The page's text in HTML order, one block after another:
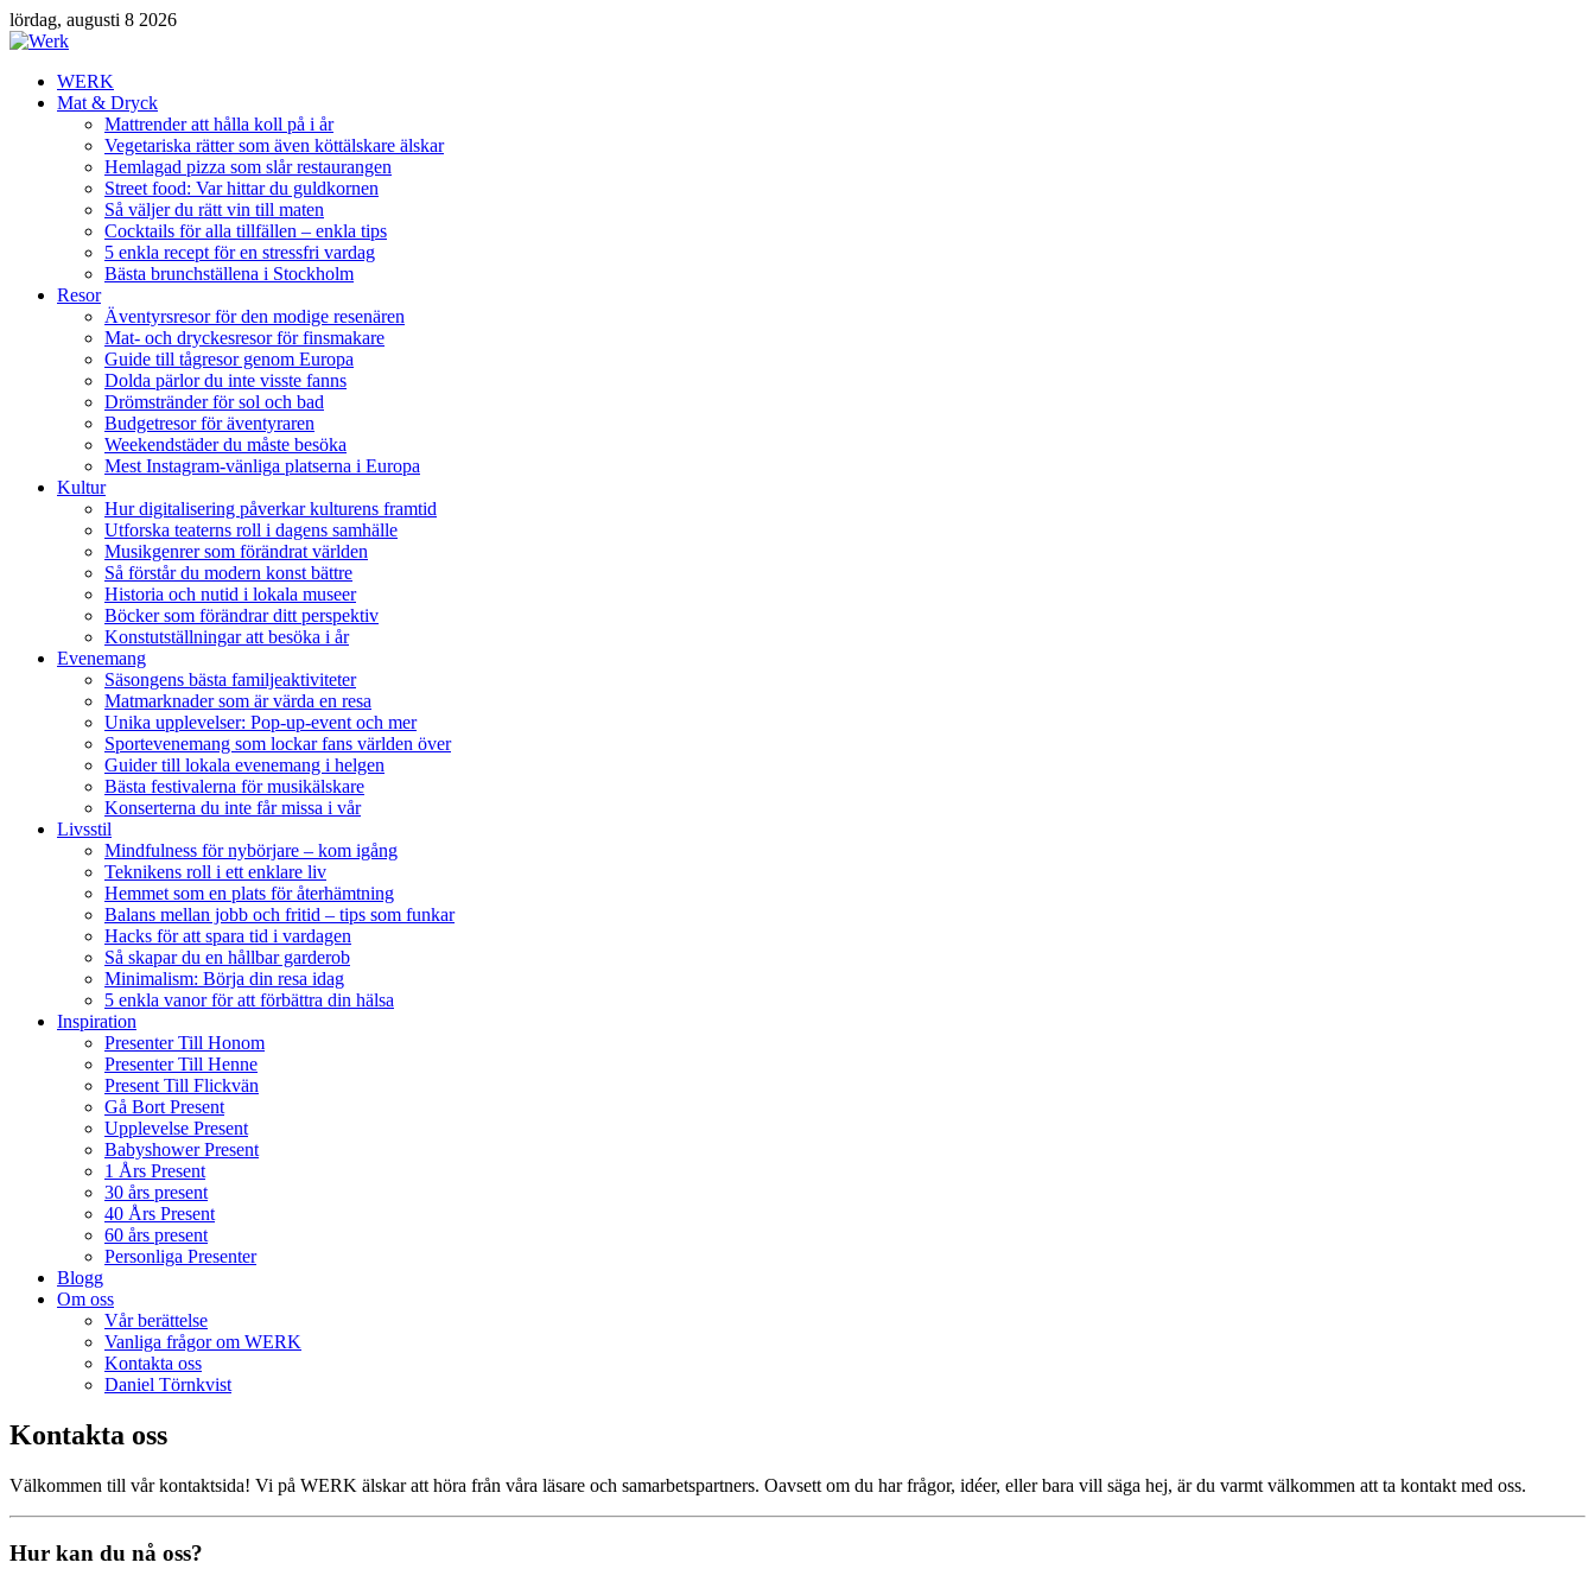
lördag, augusti 8 2026
WERK
Mat & Dryck
Mattrender att hålla koll på i år
Vegetariska rätter som även köttälskare älskar
Hemlagad pizza som slår restaurangen
Street food: Var hittar du guldkornen
Så väljer du rätt vin till maten
Cocktails för alla tillfällen – enkla tips
5 enkla recept för en stressfri vardag
Bästa brunchställena i Stockholm
Resor
Äventyrsresor för den modige resenären
Mat- och dryckesresor för finsmakare
Guide till tågresor genom Europa
Dolda pärlor du inte visste fanns
Drömstränder för sol och bad
Budgetresor för äventyraren
Weekendstäder du måste besöka
Mest Instagram-vänliga platserna i Europa
Kultur
Hur digitalisering påverkar kulturens framtid
Utforska teaterns roll i dagens samhälle
Musikgenrer som förändrat världen
Så förstår du modern konst bättre
Historia och nutid i lokala museer
Böcker som förändrar ditt perspektiv
Konstutställningar att besöka i år
Evenemang
Säsongens bästa familjeaktiviteter
Matmarknader som är värda en resa
Unika upplevelser: Pop-up-event och mer
Sportevenemang som lockar fans världen över
Guider till lokala evenemang i helgen
Bästa festivalerna för musikälskare
Konserterna du inte får missa i vår
Livsstil
Mindfulness för nybörjare – kom igång
Teknikens roll i ett enklare liv
Hemmet som en plats för återhämtning
Balans mellan jobb och fritid – tips som funkar
Hacks för att spara tid i vardagen
Så skapar du en hållbar garderob
Minimalism: Börja din resa idag
5 enkla vanor för att förbättra din hälsa
Inspiration
Presenter Till Honom
Presenter Till Henne
Present Till Flickvän
Gå Bort Present
Upplevelse Present
Babyshower Present
1 Års Present
30 års present
40 Års Present
60 års present
Personliga Presenter
Blogg
Om oss
Vår berättelse
Vanliga frågor om WERK
Kontakta oss
Daniel Törnkvist
Kontakta oss
Välkommen till vår kontaktsida! Vi på WERK älskar att höra från våra läsare och samarbetspartners. Oavsett om du har frågor, idéer, eller bara vill säga hej, är du varmt välkommen att ta kontakt med oss.
Hur kan du nå oss?